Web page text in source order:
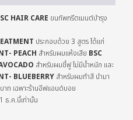
HAIR CARE ขนทัพทรีตเมนต์บำรุง
ประกอบด้วย 3 สูตร ได้แก่
PEACH สำหรับผมแห้งเสีย BSC
สำหรับผมชี้ฟู ไม่มีน้ำหนัก และ
BLUEBERRY สำหรับผมทำสี นำมา
ท เฉพาะร้านอีฟแอนด์บอย
ธ.ค.นี้เท่านั้น